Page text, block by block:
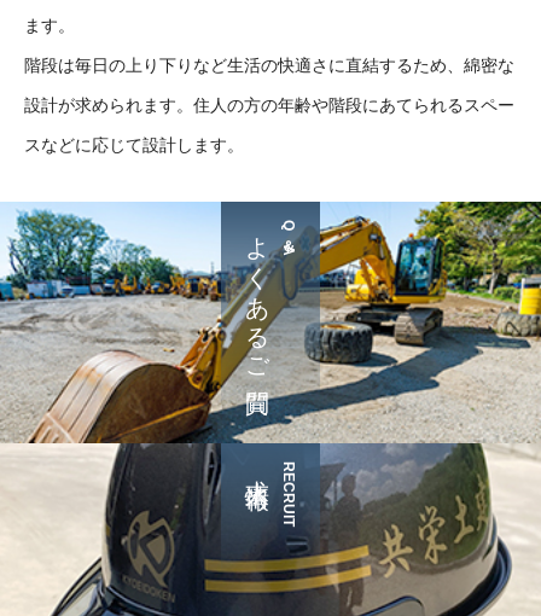
ます。
階段は毎日の上り下りなど生活の快適さに直結するため、綿密な
設計が求められます。住人の方の年齢や階段にあてられるスペー
スなどに応じて設計します。
Q＆A
よくあるご質問
RECRUIT